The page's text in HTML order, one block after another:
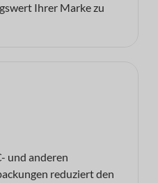
Ihrer Marke zu
und anderen
reduziert den